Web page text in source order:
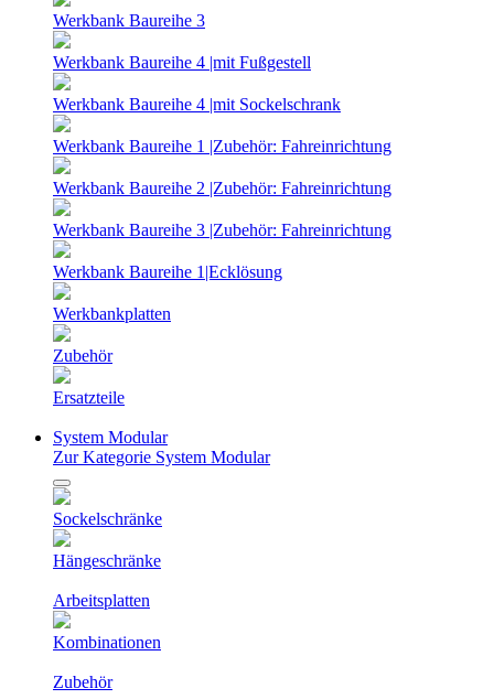
Werkbank Baureihe 3
Werkbank Baureihe 4 |mit Fußgestell
Werkbank Baureihe 4 |mit Sockelschrank
Werkbank Baureihe 1 |Zubehör: Fahreinrichtung
Werkbank Baureihe 2 |Zubehör: Fahreinrichtung
Werkbank Baureihe 3 |Zubehör: Fahreinrichtung
Werkbank Baureihe 1|Ecklösung
Werkbankplatten
Zubehör
Ersatzteile
System Modular
Zur Kategorie System Modular
Sockelschränke
Hängeschränke
Arbeitsplatten
Kombinationen
Zubehör